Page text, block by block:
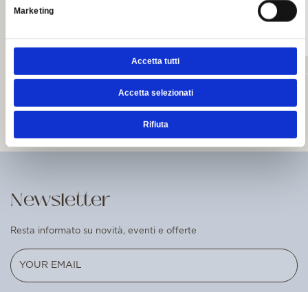
Marketing
Accetta tutti
Accetta selezionati
Rifiuta
Newsletter
Resta informato su novità, eventi e offerte